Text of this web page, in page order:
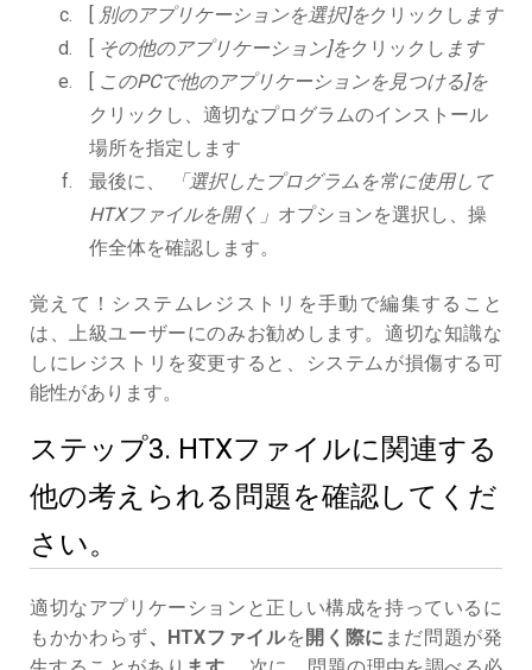
[ 別のアプリケーションを選択]をクリックし ます
[ その他のアプリケーション]をクリックし ます
[ このPCで他のアプリケーションを見つける]を
クリックし、適切なプログラムのインストール
場所を指定します
最後に、
「選択したプログラムを常に使用して
HTXファイルを開く」 オプションを選択し、操
作全体を確認します。
覚えて！システムレジストリを手動で編集すること
は、上級ユーザーにのみお勧めします。適切な知識な
しにレジストリを変更すると、システムが損傷する可
能性があります。
ステップ3. HTXファイルに関連する
他の考えられる問題を確認してくだ
さい。
適切なアプリケーションと正しい構成を持っているに
もかかわらず、HTXファイルを 開く際に まだ問題が発